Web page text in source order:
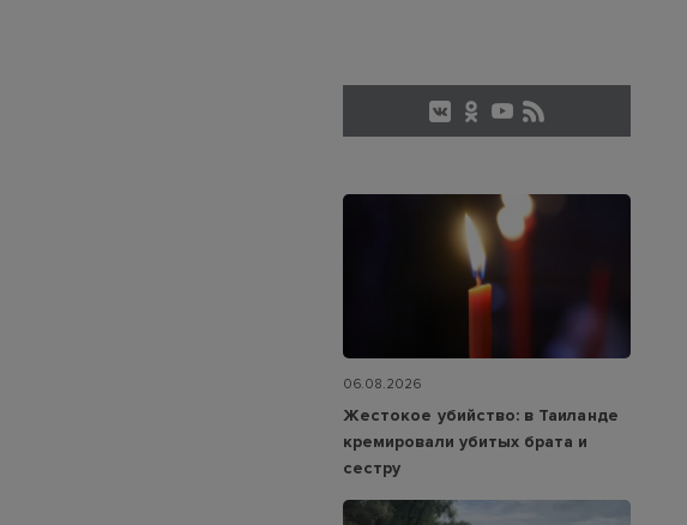
06.08.2026
Жестокое убийство: в Таиланде
кремировали убитых брата и
сестру